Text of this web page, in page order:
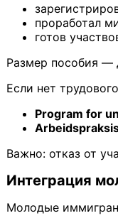
проработал
готов
Размер пособия —
Если нет
Program for
Важно: отказ от
Интеграция
Молодые